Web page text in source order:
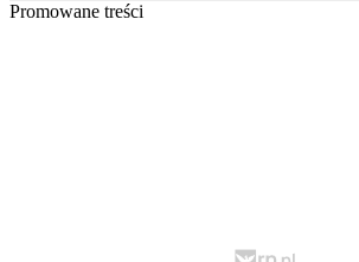
Promowane treści